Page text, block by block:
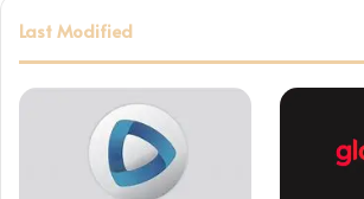
t
Last Modified